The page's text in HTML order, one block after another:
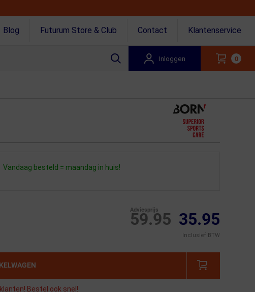
Blog Futurum Store & Club Contact Klantenservice
Inloggen 0
Vandaag besteld = maandag in huis!
59.95
Adviesprijs 35.95
Inclusief BTW
Bestel ook snel!